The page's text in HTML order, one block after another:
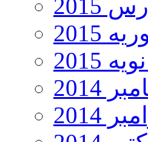
2015
2015
2015
2014
2014